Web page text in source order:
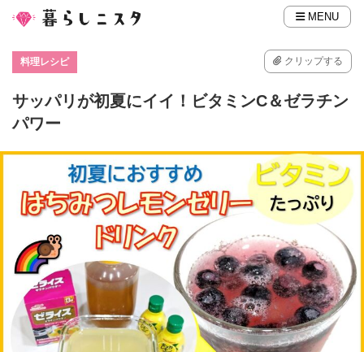
MENU
料理レシピ クリップする
サッパリが初夏にイイ！ビタミンC＆ゼラチン
パワー